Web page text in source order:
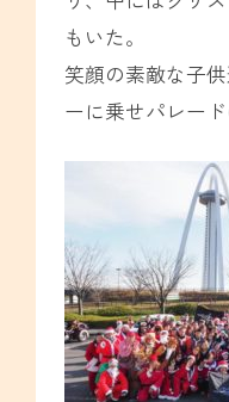
もいた。
笑顔の素敵な子
ーに乗せパレード